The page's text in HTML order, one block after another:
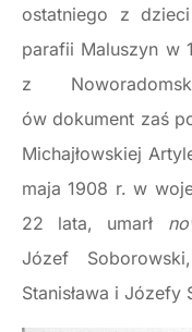
ostatniego z
parafii Maluszyn w
z
ów dokument zaś
Michajłowskiej
maja 1908 r. w
22 lata, umarł
Józef
Stanisława i Józefy